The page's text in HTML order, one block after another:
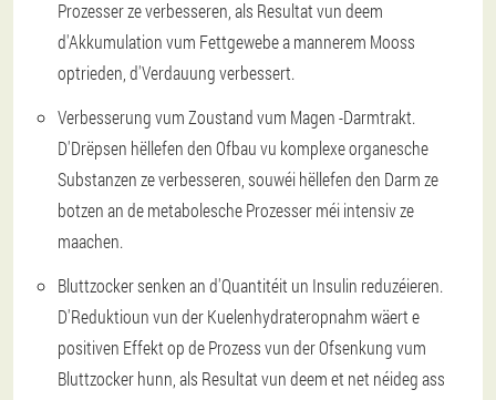
Prozesser ze verbesseren, als Resultat vun deem
d'Akkumulation vum Fettgewebe a mannerem Mooss
optrieden, d'Verdauung verbessert.
Verbesserung vum Zoustand vum Magen -Darmtrakt.
D'Drëpsen hëllefen den Ofbau vu komplexe organesche
Substanzen ze verbesseren, souwéi hëllefen den Darm ze
botzen an de metabolesche Prozesser méi intensiv ze
maachen.
Bluttzocker senken an d'Quantitéit un Insulin reduzéieren.
D'Reduktioun vun der Kuelenhydrateropnahm wäert e
positiven Effekt op de Prozess vun der Ofsenkung vum
Bluttzocker hunn, als Resultat vun deem et net néideg ass